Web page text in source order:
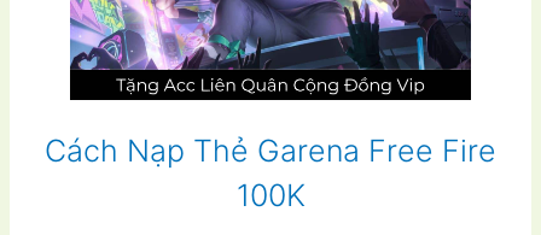
Cách Nạp Thẻ Garena Free Fire
100K